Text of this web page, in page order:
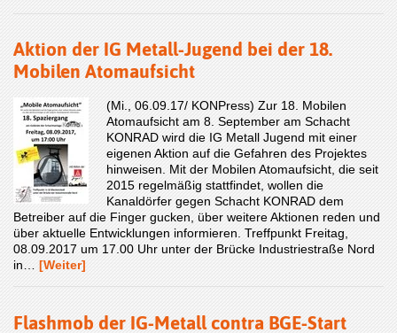
Aktion der IG Metall-Jugend bei der 18.
Mobilen Atomaufsicht
(Mi., 06.09.17/ KONPress) Zur 18. Mobilen
Atomaufsicht am 8. September am Schacht
KONRAD wird die IG Metall Jugend mit einer
eigenen Aktion auf die Gefahren des Projektes
hinweisen. Mit der Mobilen Atomaufsicht, die seit
2015 regelmäßig stattfindet, wollen die
Kanaldörfer gegen Schacht KONRAD dem
Betreiber auf die Finger gucken, über weitere Aktionen reden und
über aktuelle Entwicklungen informieren. Treffpunkt Freitag,
08.09.2017 um 17.00 Uhr unter der Brücke Industriestraße Nord
in… [Weiter]
Flashmob der IG-Metall contra BGE-Start